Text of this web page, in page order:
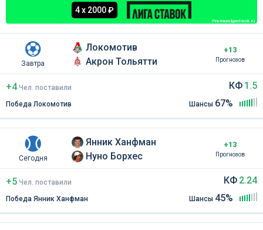
4 х 2000 ₽
Реклама ligastavok.ru
Завтра
Локомотив
Акрон Тольятти
+13
Прогнозов
+4 Чел поставили
Победа Локомотив
КФ 1.5
Шансы 67%
Сегодня
Янник Ханфман
Нуно Борхес
+13
Прогнозов
+5 Чел поставили
Победа Янник Ханфман
КФ 2.24
Шансы 45%